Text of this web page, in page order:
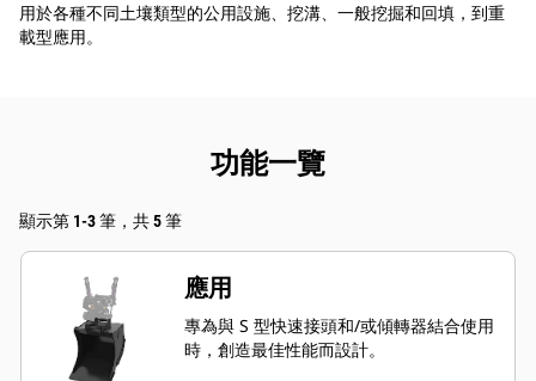
用於各種不同土壤類型的公用設施、挖溝、一般挖掘和回填，到重
載型應用。
功能一覽
顯示第 1-3 筆，共 5 筆
應用
專為與 S 型快速接頭和/或傾轉器結合使用
時，創造最佳性能而設計。